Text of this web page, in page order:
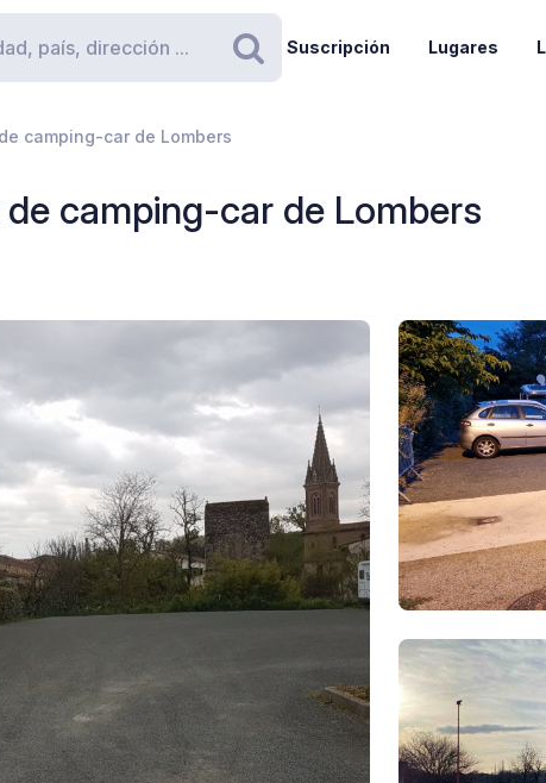
Buscar
Suscripción Lugares
camping-car de Lombers
de camping-car de Lombers